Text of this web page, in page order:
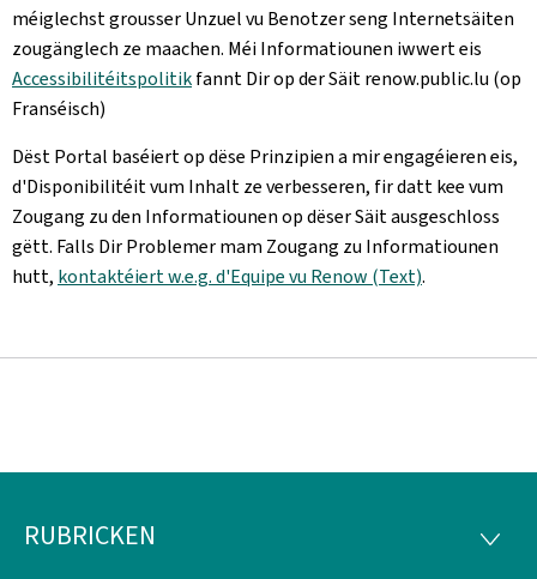
méiglechst grousser Unzuel vu Benotzer seng Internetsäiten
zougänglech ze maachen. Méi Informatiounen iwwert eis
Accessibilitéitspolitikfannt Dir op der Säit renow.public.lu (op
Franséisch)
Dëst Portal baséiert op dëse Prinzipien a mir engagéieren eis,
d'Disponibilitéit vum Inhalt ze verbesseren, fir datt kee vum
Zougang zu den Informatiounen op dëser Säit ausgeschloss
gëtt. Falls Dir Problemer mam Zougang zu Informatiounen
hutt, kontaktéiert w.e.g. d'Equipe vu Renow (Text).
Fousszeil
RUBRICKEN